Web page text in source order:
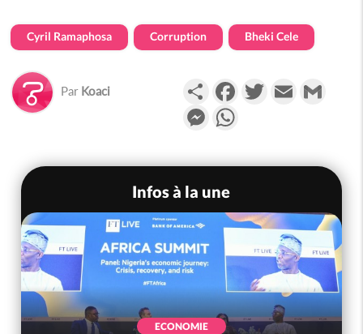
Cyril Ramaphosa Corruption Bheki Cele
Par Koaci PartagerFacebookTwitterEmail
Messenger
Infos à la une
ECONOMIE